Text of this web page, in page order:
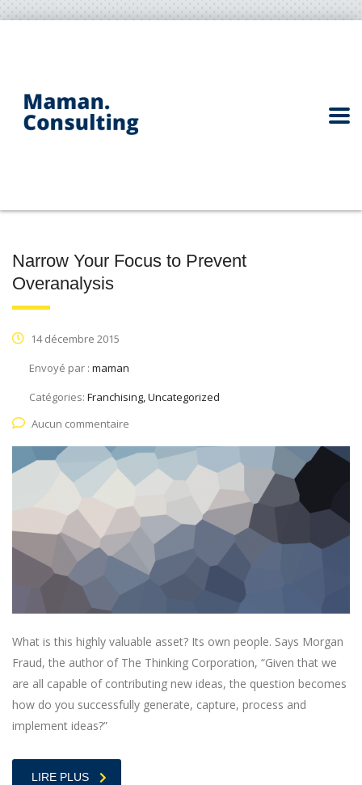
Narrow Your Focus to Prevent
Overanalysis
14 décembre 2015
Envoyé par : maman
Catégories: Franchising, Uncategorized
Aucun commentaire
What is this highly valuable asset? Its own people. Says Morgan
Fraud, the author of The Thinking Corporation, “Given that we
are all capable of contributing new ideas, the question becomes
how do you successfully generate, capture, process and
implement ideas?”
LIRE PLUS